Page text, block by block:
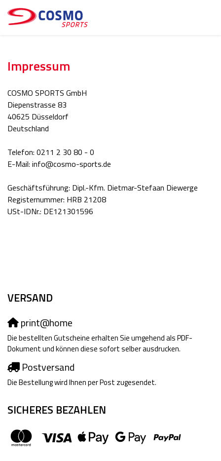
Impressum
COSMO SPORTS GmbH
Diepenstrasse 83
40625 Düsseldorf
Deutschland
Telefon: 0211 2 30 80 - 0
E-Mail: info@cosmo-sports.de
Geschäftsführung: Dipl.-Kfm. Dietmar-Stefaan Diewerge
Registernummer: HRB 21208
USt-IDNr.: DE121301596
VERSAND
print@home
Die bestellten Gutscheine erhalten Sie umgehend als PDF-
Dokument und können diese sofort selber ausdrucken.
Postversand
Die Bestellung wird Ihnen per Post zugesendet.
SICHERES BEZAHLEN